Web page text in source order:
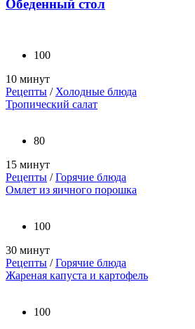
Обеденный стол
100
10 минут
Рецепты / Холодные блюда
Тропический салат
80
15 минут
Рецепты /Горячие блюда
Омлет из яичного порошка
100
30 минут
Рецепты /Горячие блюда
Жареная капуста и картофель
100